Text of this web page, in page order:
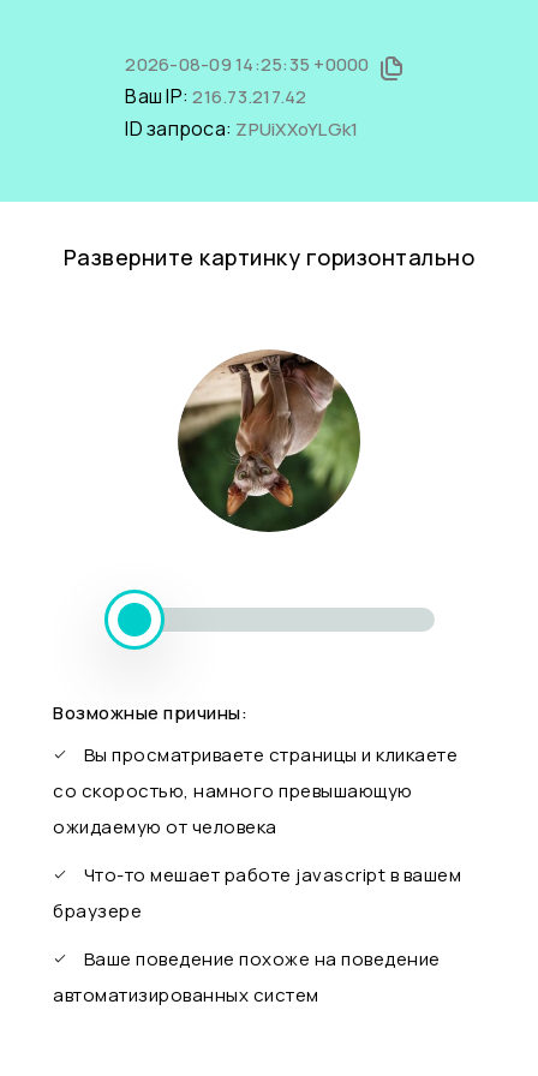
2026-08-09 14:25:35 +0000
Ваш IP:216.73.217.42
ID запроса: ZPUiXXoYLGk1
Разверните картинку горизонтально
Возможные причины:
Вы просматриваете страницы и кликаете
со скоростью, намного превышающую
ожидаемую от человека
Что-то мешает работе javascript в вашем
браузере
Ваше поведение похоже на поведение
автоматизированных систем